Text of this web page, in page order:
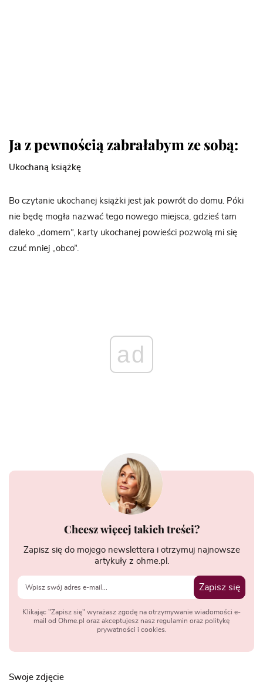
Ja z pewnością zabrałabym ze sobą:
Ukochaną książkę
Bo czytanie ukochanej książki jest jak powrót do domu. Póki
nie będę mogła nazwać tego nowego miejsca, gdzieś tam
daleko „domem”, karty ukochanej powieści pozwolą mi się
czuć mniej „obco”.
ad
Chcesz więcej takich treści?
Zapisz się do mojego newslettera i otrzymuj najnowsze
artykuły z ohme.pl.
Zapisz się
Klikając "Zapisz się" wyrażasz zgodę na otrzymywanie wiadomości e-
mail od Ohme.pl oraz akceptujesz nasz regulamin oraz politykę
prywatności i cookies.
Swoje zdjęcie